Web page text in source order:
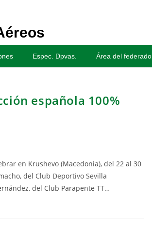
Espec. Dpvas. Área del federado
española 100%
en Krushevo (Macedonia), del 22 al 30
del Club Deportivo Sevilla
del Club Parapente TT…